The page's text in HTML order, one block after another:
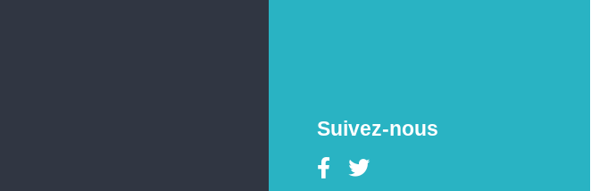
Suivez-nous